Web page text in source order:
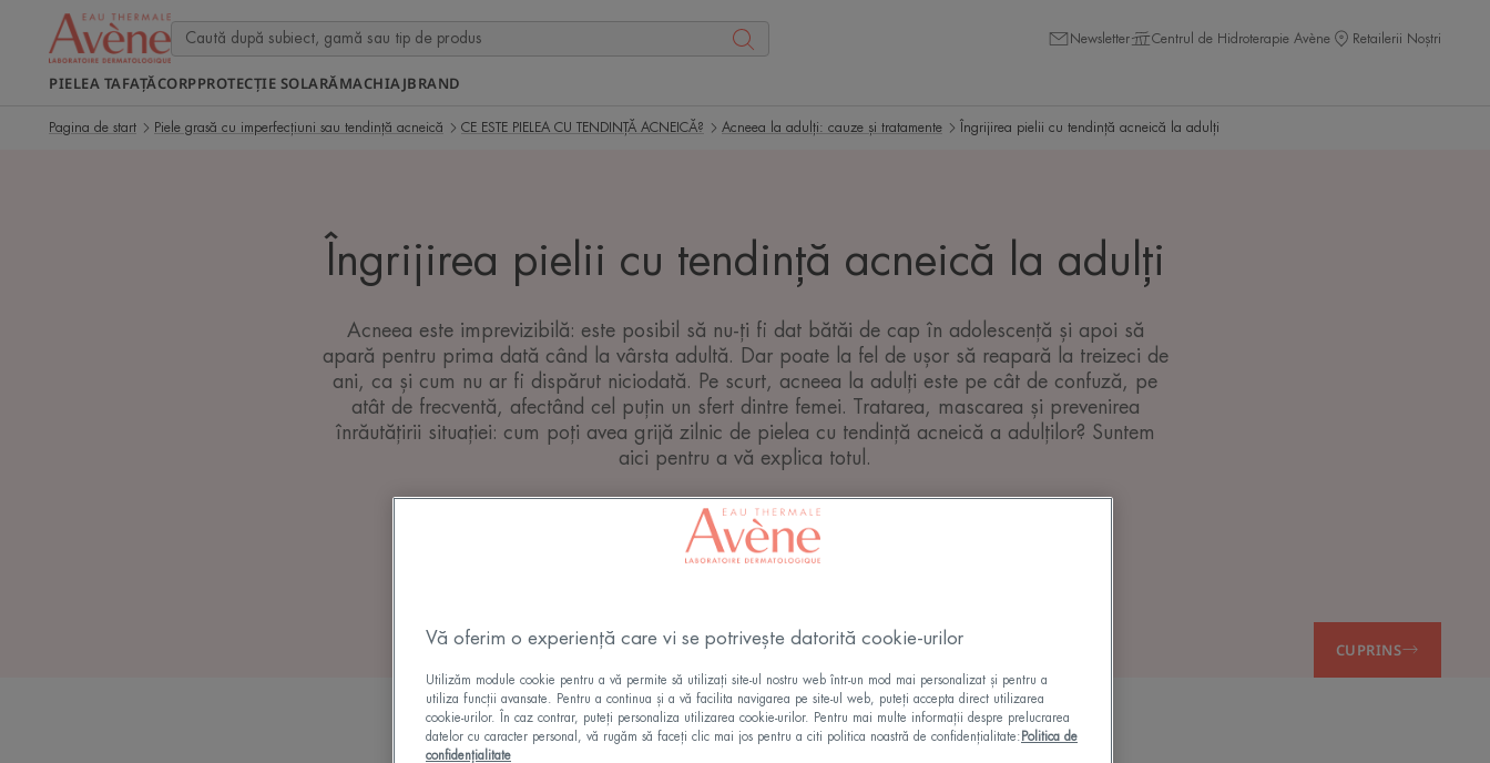
Newsletter Centrul de Hidroterapie Avène Retailerii Noștri
PIELEA TAFAȚĂCORPPROTECȚIE SOLARĂMACHIAJBRAND
Pagina de start Piele grasă cu imperfecțiuni sau tendință acneică CE ESTE PIELEA CU TENDINȚĂ ACNEICĂ? Acneea la adulți: cauze și tratamente Îngrijirea pielii cu tendință acneică la adulți
Îngrijirea pielii cu tendință acneică la adulți
Acneea este imprevizibilă: este posibil să nu-ți fi dat bătăi de cap în adolescență și apoi să
apară pentru prima dată când la vârsta adultă. Dar poate la fel de ușor să reapară la treizeci de
ani, ca și cum nu ar fi dispărut niciodată. Pe scurt, acneea la adulți este pe cât de confuză, pe
atât de frecventă, afectând cel puțin un sfert dintre femei. Tratarea, mascarea și prevenirea
înrăutățirii situației: cum poți avea grijă zilnic de pielea cu tendință acneică a adulților? Suntem
aici pentru a vă explica totul.
28.11.2025, validat de direcția medicală
CUPRINS
Vă oferim o experiență care vi se potrivește datorită cookie-urilor
Utilizăm module cookie pentru a vă permite să utilizați site-ul nostru web într-un mod mai personalizat și pentru a
utiliza funcții avansate. Pentru a continua și a vă facilita navigarea pe site-ul web, puteți accepta direct utilizarea
cookie-urilor. În caz contrar, puteți personaliza utilizarea cookie-urilor. Pentru mai multe informații despre prelucrarea
datelor cu caracter personal, vă rugăm să faceți clic mai jos pentru a citi politica noastră de confidențialitate: Politica de
confidențialitate